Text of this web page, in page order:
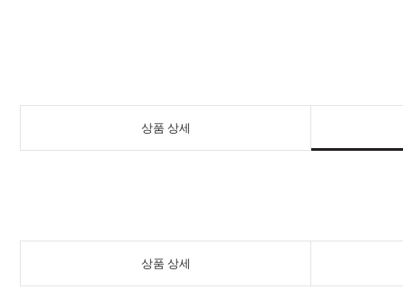
상품 상세
상품 상세